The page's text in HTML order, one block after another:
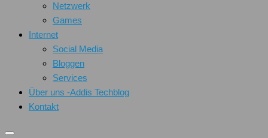
Netzwerk
Games
Internet
Social Media
Bloggen
Services
Über uns -Addis Techblog
Kontakt